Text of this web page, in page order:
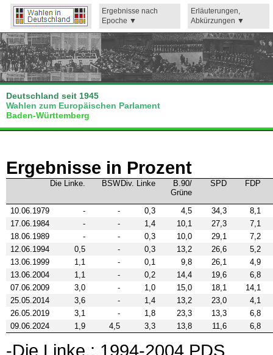
Ergebnisse nach
Epoche
Erläuterungen,
Abkürzungen
Deutschland seit 1945
Wahlen zum Europäischen Parlament
Baden-Württemberg
Ergebnisse in Prozent
Die Linke. BSW Div. Linke
B.90/
Grüne
SPD FDP
10.06.1979 - - 0,3 4,5 34,3
8,1
17.06.1984
- - 1,4 10,1 27,3
7,1
18.06.1989
- - 0,3 10,0 29,1
7,2
12.06.1994
0,5 - 0,3 13,2 26,6
5,2
13.06.1999
1,1 - 0,1 9,8 26,1
4,9
13.06.2004
1,1 - 0,2 14,4 19,6
6,8
07.06.2009
3,0 - 1,0 15,0 18,1
14,1
25.05.2014
3,6 - 1,4 13,2 23,0
4,1
26.05.2019
3,1 - 1,8 23,3 13,3
6,8
09.06.2024
1,9 4,5 3,3 13,8 11,6 6,8
-Die Linke.: 1994-2004 PDS